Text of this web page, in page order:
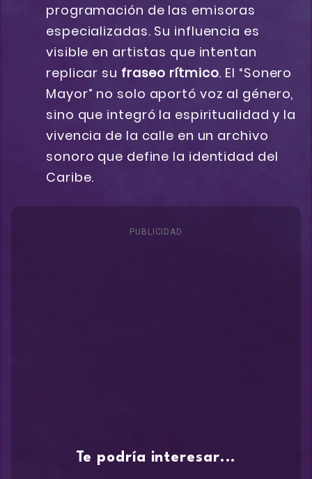
programación de las emisoras
especializadas. Su influencia es
visible en artistas que intentan
replicar su fraseo rítmico. El “Sonero
Mayor” no solo aportó voz al género,
sino que integró la espiritualidad y la
vivencia de la calle en un archivo
sonoro que define la identidad del
Caribe.
PUBLICIDAD
Te podría interesar...